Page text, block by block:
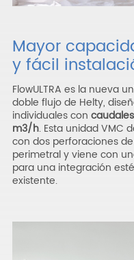
Mayor
y fácil
FlowULTRA es la nueva
doble flujo de Helty,
individuales con
m3/h. Esta unidad VMC
con dos perforaciones
perimetral y viene con
para una integración
existente.